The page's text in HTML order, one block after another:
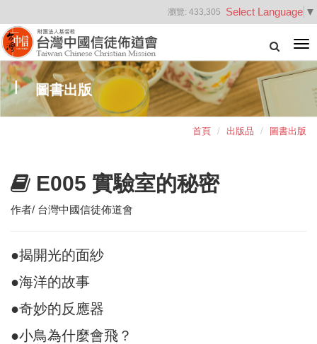
Select Language ▼
瀏覽: 433,305
圖書出版
首頁 出版品 圖書出版
E005 實驗室的秘密
作者/ 台灣中國信徒佈道會
●揭開光的面紗
●海洋的故事
●奇妙的反應器
●小鳥為什麼會飛？